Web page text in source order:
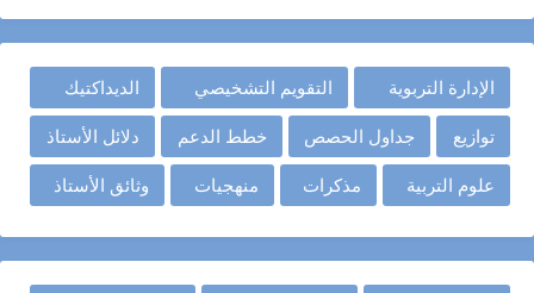
الإدارة التربوية التقويم التشخيصي الديداكتيك
توازيع جداول الحصص خطط الدعم دلائل الأستاذ
علوم التربية مذكرات منهجيات وثائق الأستاذ